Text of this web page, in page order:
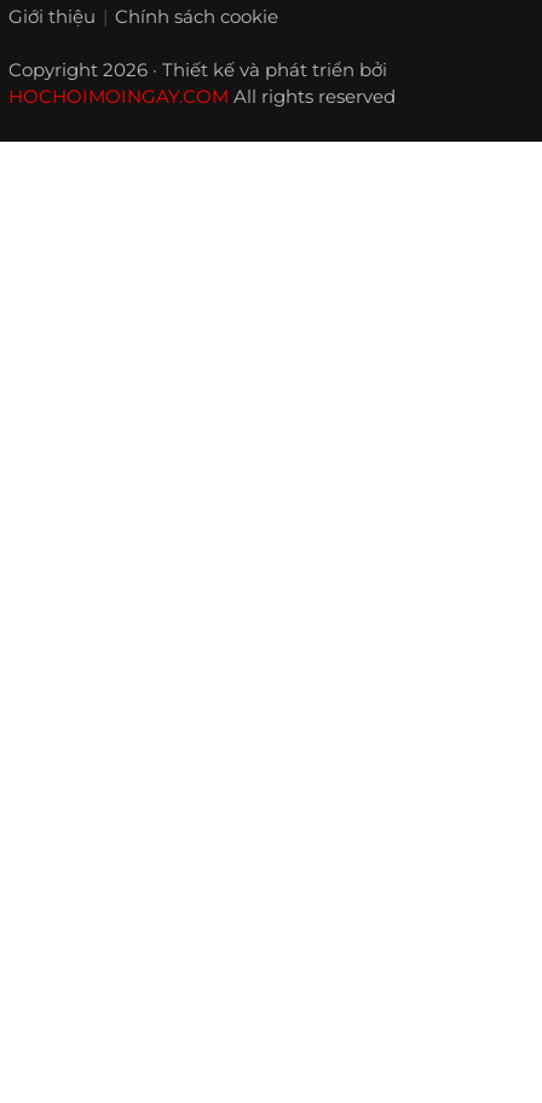
Giới thiệu Chính sách cookie
Copyright 2026 · Thiết kế và phát triển bởi
HOCHOIMOINGAY.COM All rights reserved